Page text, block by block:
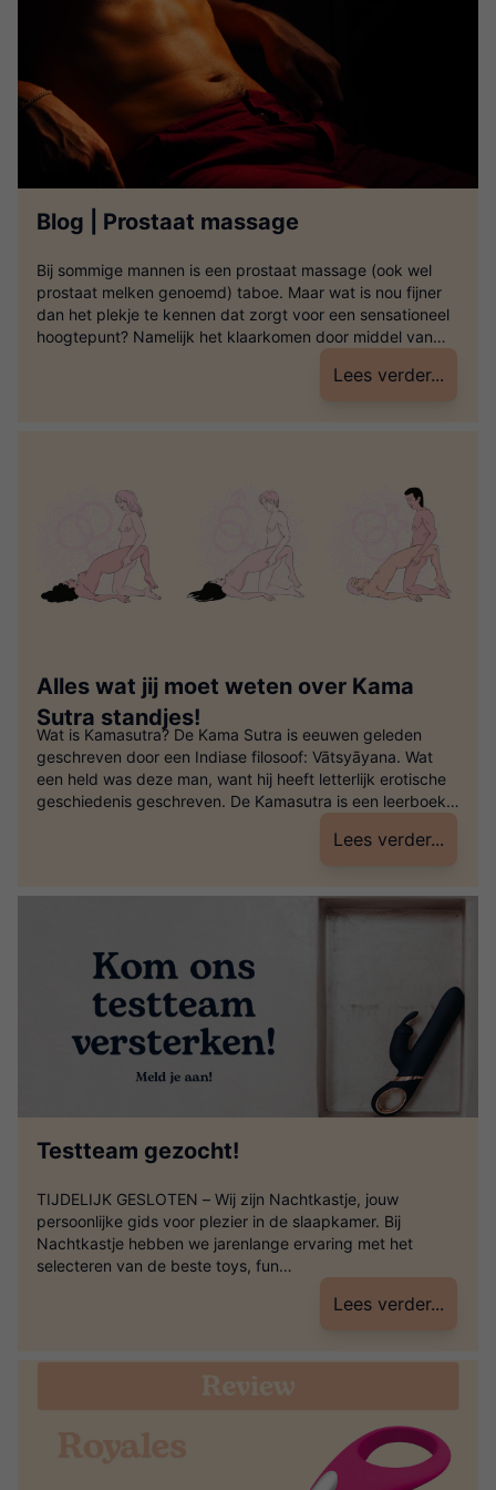
Blog | Prostaat massage
Bij sommige mannen is een prostaat massage (ook wel
prostaat melken genoemd) taboe. Maar wat is nou fijner
dan het plekje te kennen dat zorgt voor een sensationeel
hoogtepunt? Namelijk het klaarkomen door middel van
een prostaat massage! Wat veel mensen niet weten is dat
alle mannen net zoals elke vrouw een speciaal plekje
Lees verder...
Alles wat jij moet weten over Kama
Sutra standjes!
Wat is Kamasutra? De Kama Sutra is eeuwen geleden
geschreven door een Indiase filosoof: Vātsyāyana. Wat
een held was deze man, want hij heeft letterlijk erotische
geschiedenis geschreven. De Kamasutra is een leerboek
waarin verschillende seksuele standjes beschreven staan.
Door de vertalingen is het boek door de eeuwen heen
Lees verder...
Testteam gezocht!
TIJDELIJK GESLOTEN – Wij zijn Nachtkastje, jouw
persoonlijke gids voor plezier in de slaapkamer. Bij
Nachtkastje hebben we jarenlange ervaring met het
selecteren van de beste toys, fun
artikelen, spellen, lingerie en drogisterij artikelen.
Ons team van (s)experts maakt een exclusieve selectie,
Lees verder...